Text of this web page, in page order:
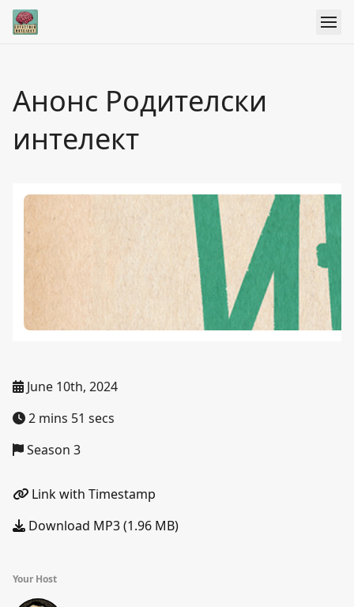
Анонс Родителски
интелект
June 10th, 2024
2 mins 51 secs
Season 3
Link with Timestamp
Download MP3 (1.96 MB)
Your Host